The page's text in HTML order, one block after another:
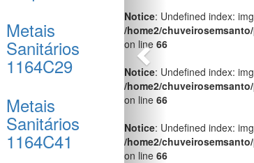
Metais
Sanitários
1164C29
Metais
Sanitários
1164C41
Notice: Undefined index:
/home2/
on line 66
Notice: Undefined index:
/home2/
on line 66
Notice: Undefined index:
/home2/
on line 66